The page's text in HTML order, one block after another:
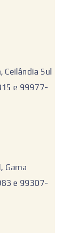
Ceilândia Sul
e 99977-
Gama
e 99307-